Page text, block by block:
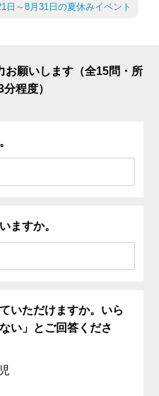
日～8月31日の夏休みイベント
お願いします（全15問・所
程度）
ますか。
いただけますか。いら
い」とご回答くださ